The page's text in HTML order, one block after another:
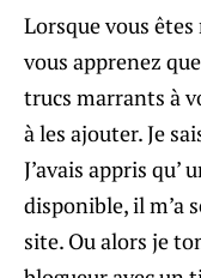
Lorsque vous
vous apprenez
trucs marrants à
à les ajouter. Je
J’avais appris
disponible, il m’a
site. Ou alors je